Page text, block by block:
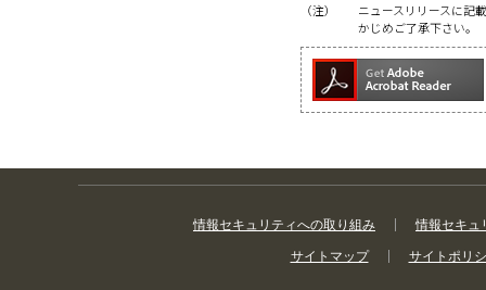
（注）
ニュースリリースに記
かじめご了承下さい。
情報セキュリティへの取り組み 情報セキュ
サイトマップ サイトポリ